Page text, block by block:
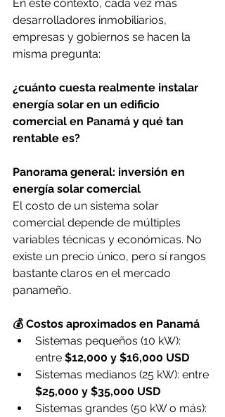
En este contexto, cada vez más
desarrolladores inmobiliarios,
empresas y gobiernos se hacen la
misma pregunta:
¿cuánto cuesta realmente instalar
energía solar en un edificio
comercial en Panamá y qué tan
rentable es?
Panorama general: inversión en
energía solar comercial
El costo de un sistema solar
comercial depende de múltiples
variables técnicas y económicas. No
existe un precio único, pero sí rangos
bastante claros en el mercado
panameño.
💰 Costos aproximados en Panamá
Sistemas pequeños (10 kW):
entre $12,000 y $16,000 USD
Sistemas medianos (25 kW): entre
$25,000 y $35,000 USD
Sistemas grandes (50 kW o más):